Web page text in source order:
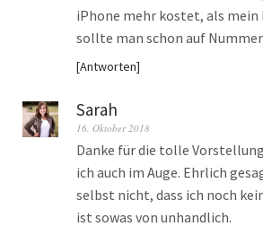
iPhone mehr kostet, als mein
sollte man schon auf
Antworten
Sarah
16. Oktober 2018
Danke für die tolle
ich auch im Auge. Ehrlich
selbst nicht, dass ich noch
ist sowas von unhandlich.